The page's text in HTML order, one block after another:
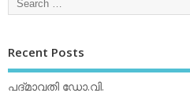
Recent Posts
പദ്മാവതി ഡോ.വി.